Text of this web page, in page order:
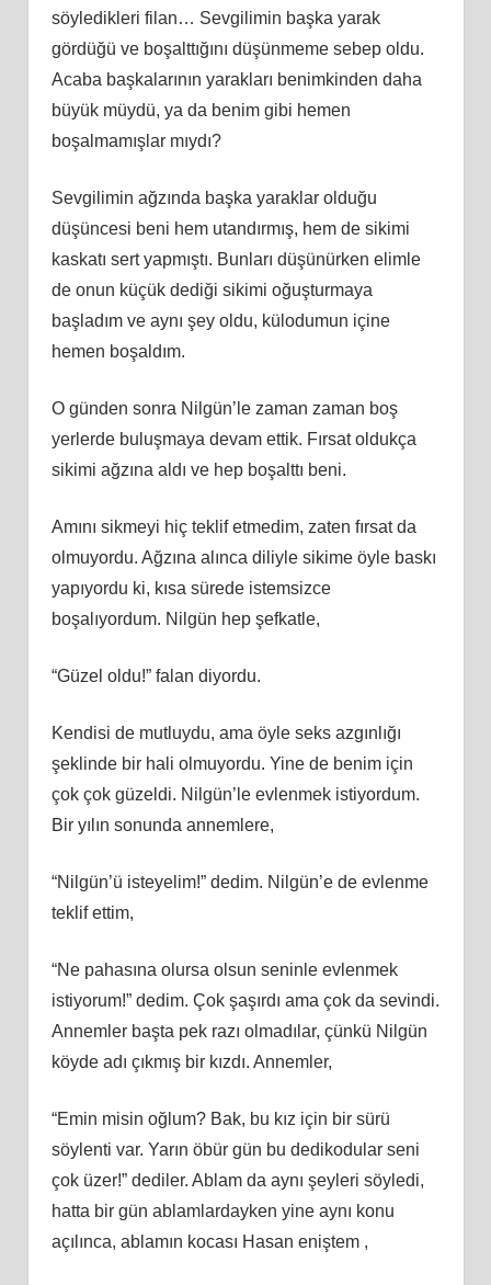
söyledikleri filan… Sevgilimin başka yarak
gördüğü ve boşalttığını düşünmeme sebep oldu.
Acaba başkalarının yarakları benimkinden daha
büyük müydü, ya da benim gibi hemen
boşalmamışlar mıydı?
Sevgilimin ağzında başka yaraklar olduğu
düşüncesi beni hem utandırmış, hem de sikimi
kaskatı sert yapmıştı. Bunları düşünürken elimle
de onun küçük dediği sikimi oğuşturmaya
başladım ve aynı şey oldu, külodumun içine
hemen boşaldım.
O günden sonra Nilgün’le zaman zaman boş
yerlerde buluşmaya devam ettik. Fırsat oldukça
sikimi ağzına aldı ve hep boşalttı beni.
Amını sikmeyi hiç teklif etmedim, zaten fırsat da
olmuyordu. Ağzına alınca diliyle sikime öyle baskı
yapıyordu ki, kısa sürede istemsizce
boşalıyordum. Nilgün hep şefkatle,
“Güzel oldu!” falan diyordu.
Kendisi de mutluydu, ama öyle seks azgınlığı
şeklinde bir hali olmuyordu. Yine de benim için
çok çok güzeldi. Nilgün’le evlenmek istiyordum.
Bir yılın sonunda annemlere,
“Nilgün’ü isteyelim!” dedim. Nilgün’e de evlenme
teklif ettim,
“Ne pahasına olursa olsun seninle evlenmek
istiyorum!” dedim. Çok şaşırdı ama çok da sevindi.
Annemler başta pek razı olmadılar, çünkü Nilgün
köyde adı çıkmış bir kızdı. Annemler,
“Emin misin oğlum? Bak, bu kız için bir sürü
söylenti var. Yarın öbür gün bu dedikodular seni
çok üzer!” dediler. Ablam da aynı şeyleri söyledi,
hatta bir gün ablamlardayken yine aynı konu
açılınca, ablamın kocası Hasan eniştem ,